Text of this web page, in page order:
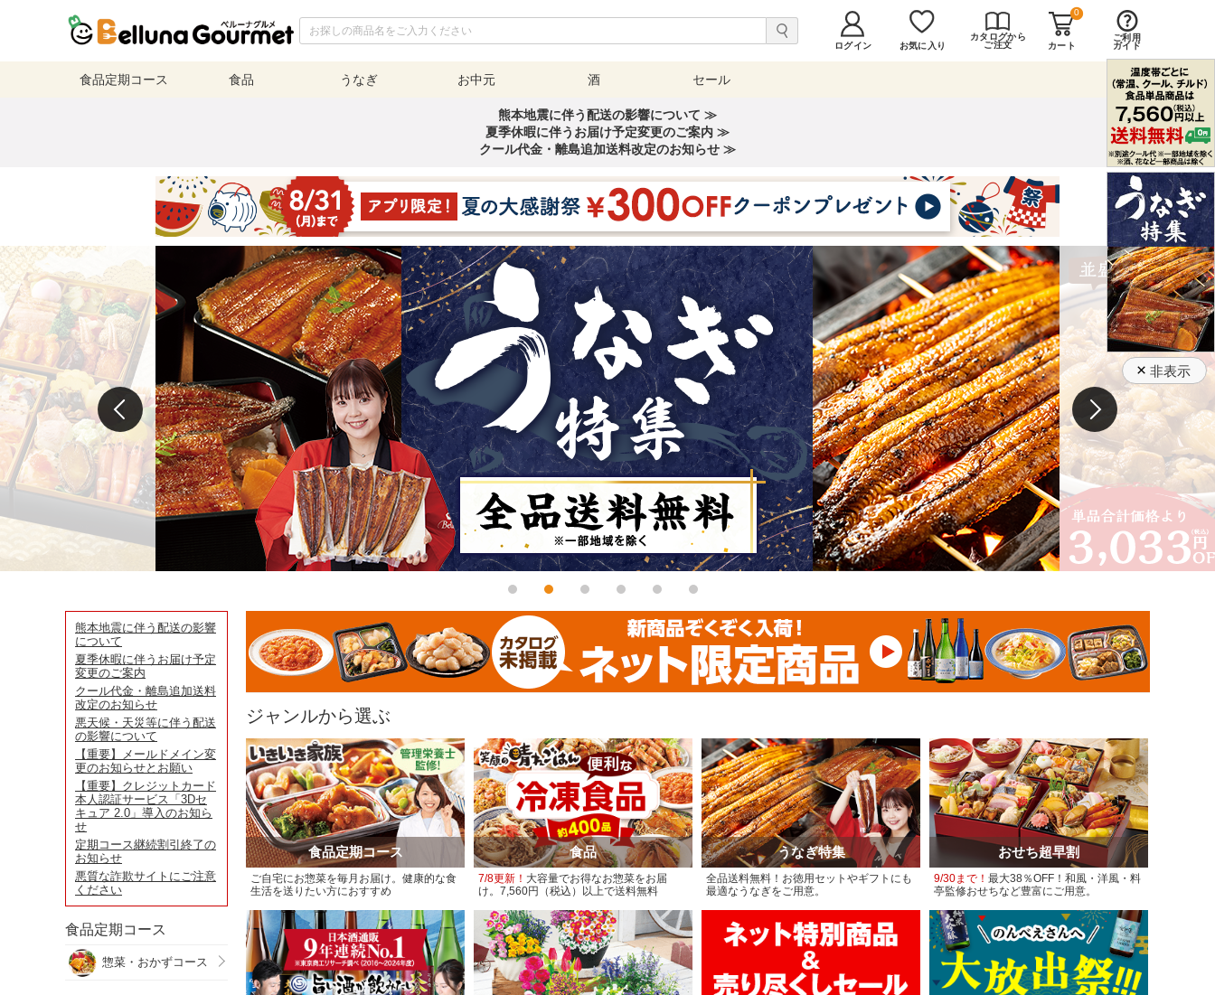
ご利用
ガイド
ログイン お気に入り
カタログから
ご注文
0
カート
食品定期コース 食品 うなぎ お中元 酒 セール
熊本地震に伴う配送の影響について ≫
夏季休暇に伴うお届け予定変更のご案内 ≫
クール代金・離島追加送料改定のお知らせ ≫
熊本地震に伴う配送の影響
について
夏季休暇に伴うお届け予定
変更のご案内
クール代金・離島追加送料
改定のお知らせ
悪天候・天災等に伴う配送
の影響について
【重要】メールドメイン変
更のお知らせとお願い
【重要】クレジットカード
本人認証サービス「3Dセ
キュア 2.0」導入のお知ら
せ
定期コース継続割引終了の
お知らせ
悪質な詐欺サイトにご注意
ください
食品定期コース
惣菜・おかずコース
ジャンルから選ぶ
食品定期コース
ご自宅にお惣菜を毎月お届け。健康的な食
生活を送りたい方におすすめ
食品
7/8更新！ 大容量でお得なお惣菜をお届
け。7,560円（税込）以上で送料無料
うなぎ特集
全品送料無料！お徳用セットやギフトにも
最適なうなぎをご用意。
おせち超早割
9/30まで！最大38％OFF！和風・洋風・料
亭監修おせちなど豊富にご用意。
× 非表示